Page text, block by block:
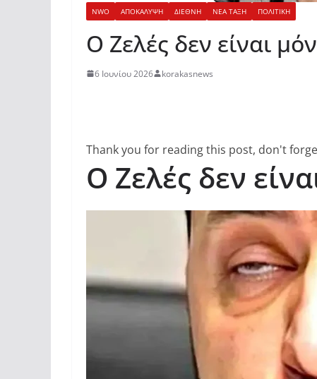
NWO ΑΠΟΚΑΛΥΨΗ ΔΙΕΘΝΗ ΝΕΑ ΤΑΞΗ ΠΟΛΙΤΙΚΗ
Ο Ζελές δεν είναι
6 Ιουνίου 2026 korakasnews
Thank you for reading this post, don't
Ο Ζελές δεν